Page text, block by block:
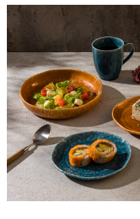
購買商品的店家。未經商家同意
後付繳納相關費用。
※ 交易是否成功請以「AFTEE先
是否繳費成功／繳費後需取消欲
客戶支援中心」https://
【注意事項】
１．透過由恩沛科技股份有限公
易，需依本服務之必要範圍內提
權轉讓予恩沛科技股份有限公司。
２．關於個人資料處理事宜，請
https://aftee.tw/terms/#terms3
３．未成年的使用者請事先徵得
「AFTEE先享後付」，若未經同
任。
４．使用「AFTEE先享後付」時
時審查核予不同之上限額度；若
每筆NT$100，滿NT$1,500(
順豐速運